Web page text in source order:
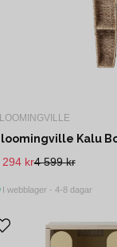
4 599 kr
294 kr
I webblager - 4-8 dagar